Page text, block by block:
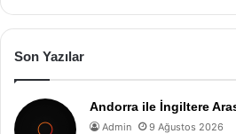
Son Yazılar
Andorra ile İngiltere
Admin 9 Ağustos 2026